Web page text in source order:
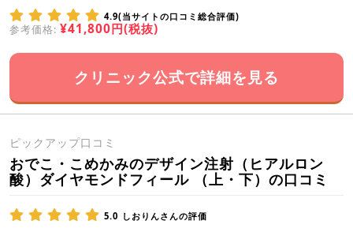
4.9(当サイトの口コミ総合評価)
参考価格: ¥41,800円(税抜)
クリニック公式で詳細を見る
ピックアップ口コミ
おでこ・こめかみのデザイン注射（ヒアルロン
酸）ダイヤモンドフィール （上・下）の口コミ
5.0 しおりんさんの評価